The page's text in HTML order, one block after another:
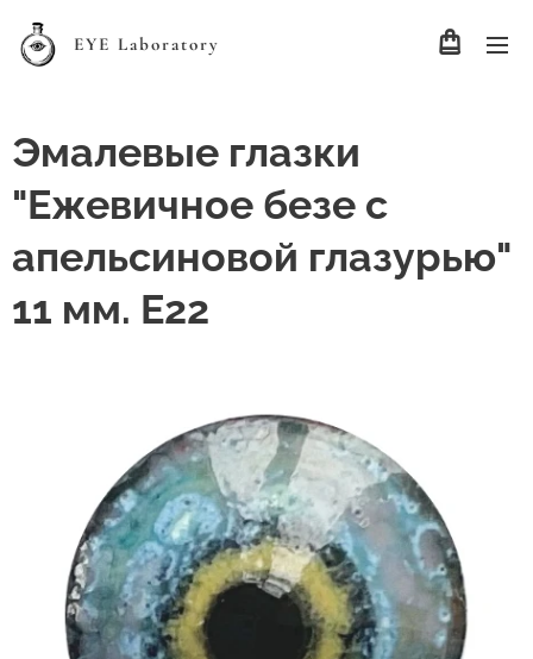
EYE Laboratory
Эмалевые глазки
"Ежевичное безе с
апельсиновой глазурью"
11 мм. Е22